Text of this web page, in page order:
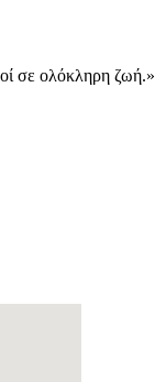
σε ολόκληρη ζωή.»